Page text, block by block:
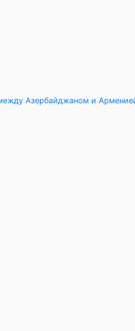
Азербайджаном и